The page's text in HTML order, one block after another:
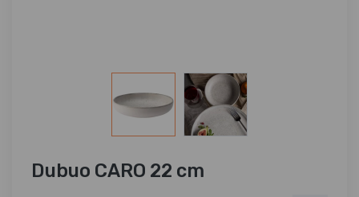
Dubuo CARO 22 cm